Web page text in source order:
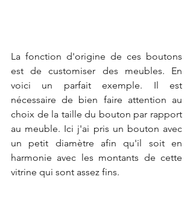
La fonction d'origine de ces boutons
est de customiser des meubles. En
voici un parfait exemple. Il est
nécessaire de bien faire attention au
choix de la taille du bouton par rapport
au meuble. Ici j'ai pris un bouton avec
un petit diamètre afin qu'il soit en
harmonie avec les montants de cette
vitrine qui sont assez fins.